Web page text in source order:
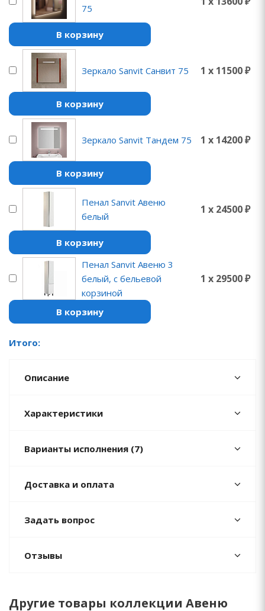
75
В корзину
Зеркало Sanvit Санвит 75 1 x 11500 ₽
В корзину
Зеркало Sanvit Тандем 75 1 x 14200 ₽
В корзину
Пенал Sanvit Авеню
белый
1 x 24500 ₽
В корзину
Пенал Sanvit Авеню 3
белый, с бельевой
корзиной
1 x 29500 ₽
В корзину
Итого:
Описание
Характеристики
Варианты исполнения (7)
Доставка и оплата
Задать вопрос
Отзывы
Другие товары коллекции Авеню